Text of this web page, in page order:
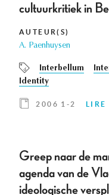
cultuurkritiek in
AUTEUR(S)
A. Paenhuysen
Interbellum
Identity
2006 1-2
Greep naar de
agenda van de
ideologische